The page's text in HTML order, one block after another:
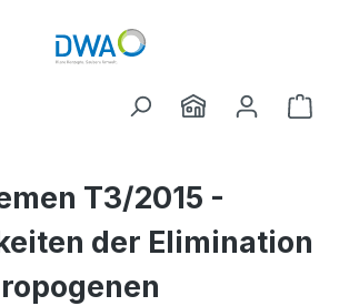
T3/2015 -
der Elimination